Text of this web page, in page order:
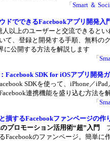
「 Smart ＆
ドでできるFacebookアプリ開発入
人以上のユーザーと交流できるとい
て、登録と開発する手順、無料の
に公開する方法を解説します
「
Facebook SDK for iOSアプリ開発
SDKを使って、iPhone／
連携機能を盛り込む方法を
「
損するFacebookファンページの作
のプロモーション活用術“超”入門
Facebookのファンページ。簡単に